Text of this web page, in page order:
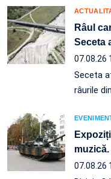
Râul
Seceta
07.08.26
Seceta
râurile
07.08.26